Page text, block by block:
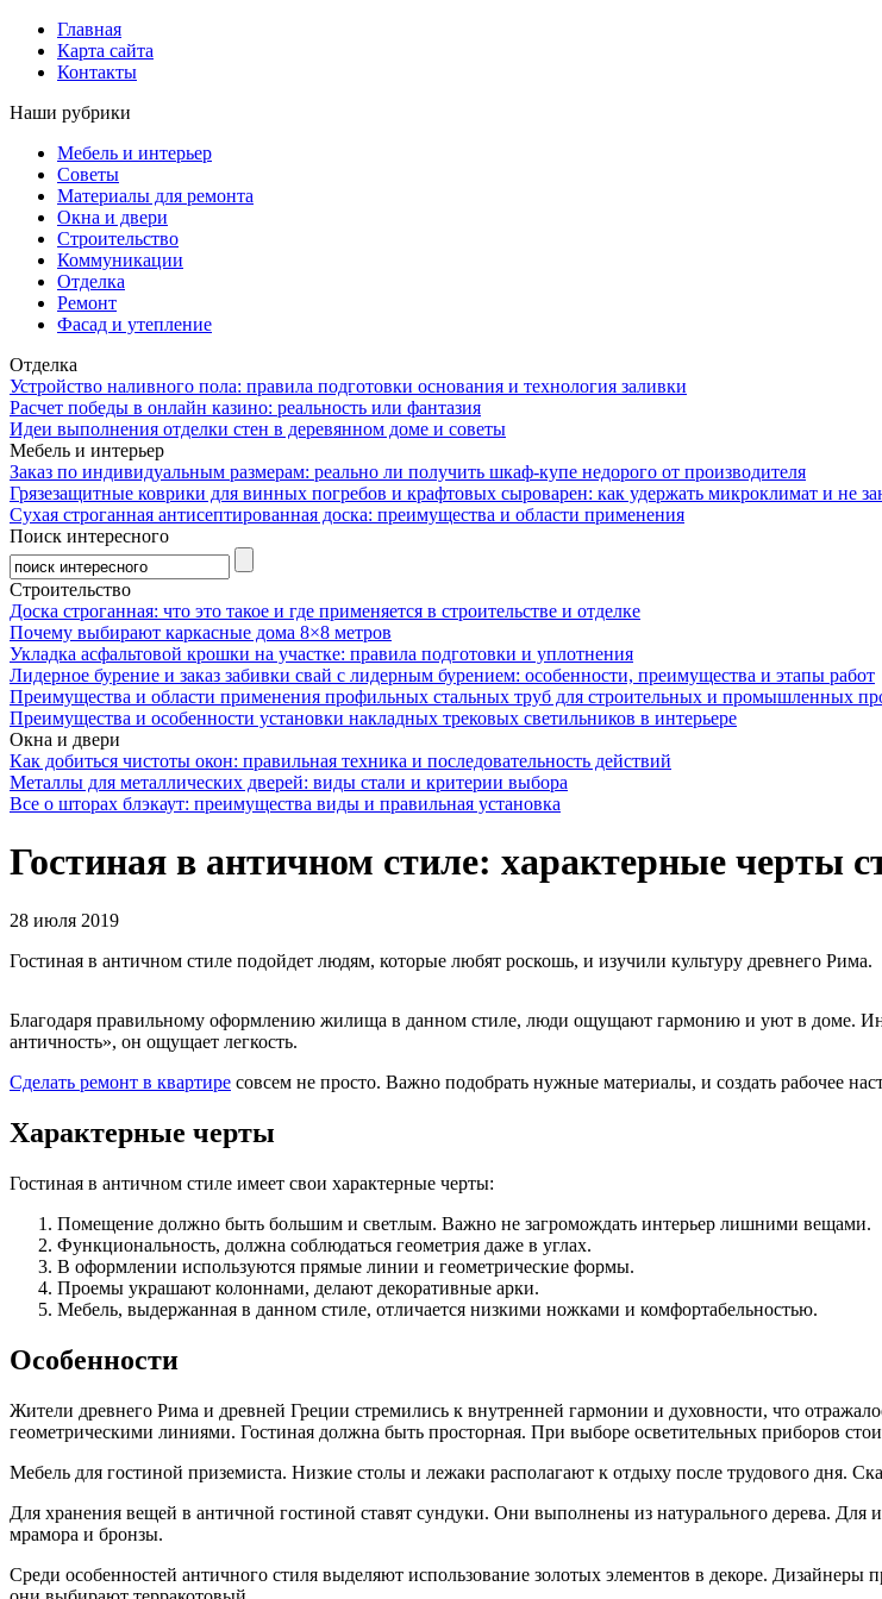
Главная
Карта сайта
Контакты
Наши рубрики
Мебель и интерьер
Советы
Материалы для ремонта
Окна и двери
Строительство
Коммуникации
Отделка
Ремонт
Фасад и утепление
Отделка
Устройство наливного пола: правила подготовки основания и технология заливки
Расчет победы в онлайн казино: реальность или фантазия
Идеи выполнения отделки стен в деревянном доме и советы
Мебель и интерьер
Заказ по индивидуальным размерам: реально ли получить шкаф-купе недорого от производителя
Грязезащитные коврики для винных погребов и крафтовых сыроварен: как удержать микроклимат и не
Сухая строганная антисептированная доска: преимущества и области применения
Поиск интересного
Строительство
Доска строганная: что это такое и где применяется в строительстве и отделке
Почему выбирают каркасные дома 8×8 метров
Укладка асфальтовой крошки на участке: правила подготовки и уплотнения
Лидерное бурение и заказ забивки свай с лидерным бурением: особенности, преимущества и этапы работ
Преимущества и области применения профильных стальных труб для строительных и промышленных
Преимущества и особенности установки накладных трековых светильников в интерьере
Окна и двери
Как добиться чистоты окон: правильная техника и последовательность действий
Металлы для металлических дверей: виды стали и критерии выбора
Все о шторах блэкаут: преимущества виды и правильная установка
Гостиная в античном стиле: характерные черты
28 июля 2019
Гостиная в античном стиле подойдет людям, которые любят роскошь, и изучили культуру древнего Рима.
Благодаря правильному оформлению жилища в данном стиле, люди ощущают гармонию и уют в доме.
античность», он ощущает легкость.
Сделать ремонт в квартире совсем не просто. Важно подобрать нужные материалы, и создать рабочее
Характерные черты
Гостиная в античном стиле имеет свои характерные черты:
Помещение должно быть большим и светлым. Важно не загромождать интерьер лишними вещами.
Функциональность, должна соблюдаться геометрия даже в углах.
В оформлении используются прямые линии и геометрические формы.
Проемы украшают колоннами, делают декоративные арки.
Мебель, выдержанная в данном стиле, отличается низкими ножками и комфортабельностью.
Особенности
Жители древнего Рима и древней Греции стремились к внутренней гармонии и духовности, что
геометрическими линиями. Гостиная должна быть просторная. При выборе осветительных приборов
Мебель для гостиной приземиста. Низкие столы и лежаки располагают к отдыху после трудового дня.
Для хранения вещей в античной гостиной ставят сундуки. Они выполнены из натурального дерева. Для
мрамора и бронзы.
Среди особенностей античного стиля выделяют использование золотых элементов в декоре. Дизайнеры